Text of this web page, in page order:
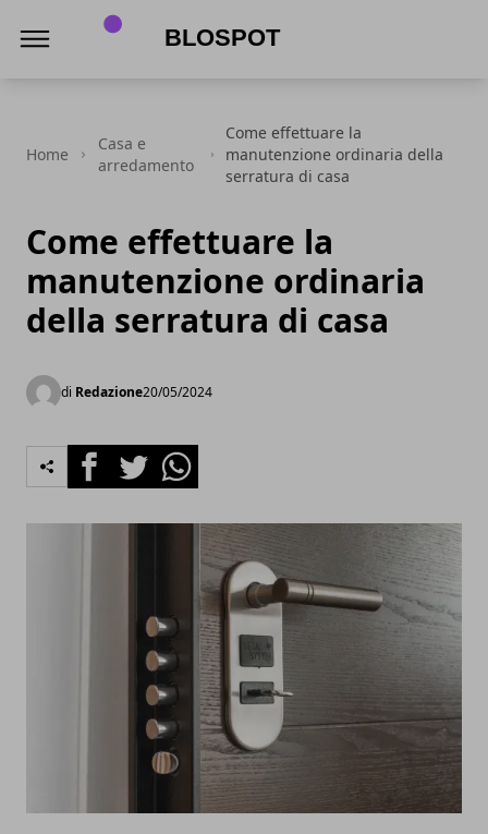
Home
Casa e
arredamento
Come effettuare la
manutenzione ordinaria della
serratura di casa
Come effettuare la
manutenzione ordinaria
della serratura di casa
di Redazione20/05/2024
FacebookTwitterWhatsapp